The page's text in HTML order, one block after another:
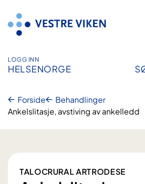
innhold
LOGG INN
HELSENORGE
Forside
Behandlinger
Ankelslitasje, avstiving av ankelledd
TALOCRURAL ARTRODESE